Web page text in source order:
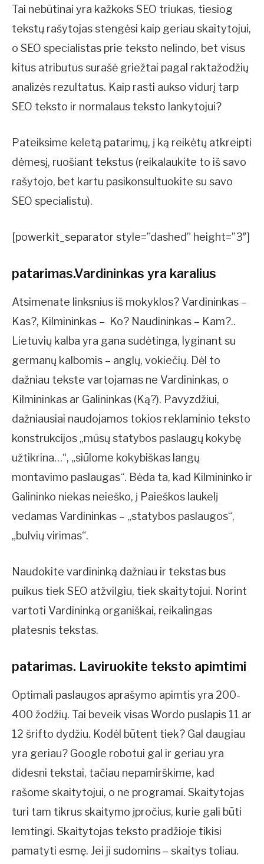
Tai nebūtinai yra kažkoks SEO triukas, tiesiog
tekstų rašytojas stengėsi kaip geriau skaitytojui,
o SEO specialistas prie teksto nelindo, bet visus
kitus atributus surašė griežtai pagal raktažodžių
analizės rezultatus. Kaip rasti aukso vidurį tarp
SEO teksto ir normalaus teksto lankytojui?
Pateiksime keletą patarimų, į ką reikėtų atkreipti
dėmesį, ruošiant tekstus (reikalaukite to iš savo
rašytojo, bet kartu pasikonsultuokite su savo
SEO specialistu).
[powerkit_separator style=”dashed” height=”3″]
patarimas.Vardininkas yra karalius
Atsimenate linksnius iš mokyklos? Vardininkas –
Kas?, Kilmininkas – Ko? Naudininkas – Kam?..
Lietuvių kalba yra gana sudėtinga, lyginant su
germanų kalbomis – anglų, vokiečių. Dėl to
dažniau tekste vartojamas ne Vardininkas, o
Kilmininkas ar Galininkas (Ką?). Pavyzdžiui,
dažniausiai naudojamos tokios reklaminio teksto
konstrukcijos „mūsų statybos paslaugų kokybę
užtikrina…“, „siūlome kokybiškas langų
montavimo paslaugas“. Bėda ta, kad Kilmininko ir
Galininko niekas neieško, į Paieškos laukelį
vedamas Vardininkas – „statybos paslaugos“,
„bulvių virimas“.
Naudokite vardininką dažniau ir tekstas bus
puikus tiek SEO atžvilgiu, tiek skaitytojui. Norint
vartoti Vardininką organiškai, reikalingas
platesnis tekstas.
patarimas. Laviruokite teksto apimtimi
Optimali paslaugos aprašymo apimtis yra 200-
400 žodžių. Tai beveik visas Wordo puslapis 11 ar
12 šrifto dydžiu. Kodėl būtent tiek? Gal daugiau
yra geriau? Google robotui gal ir geriau yra
didesni tekstai, tačiau nepamirškime, kad
rašome skaitytojui, o ne programai. Skaitytojas
turi tam tikrus skaitymo įpročius, kurie gali būti
lemtingi. Skaitytojas teksto pradžioje tikisi
pamatyti esmę. Jei ji sudomins – skaitys toliau.